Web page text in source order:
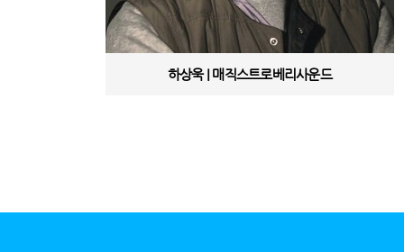
하상욱 | 매직스트로베리사운드